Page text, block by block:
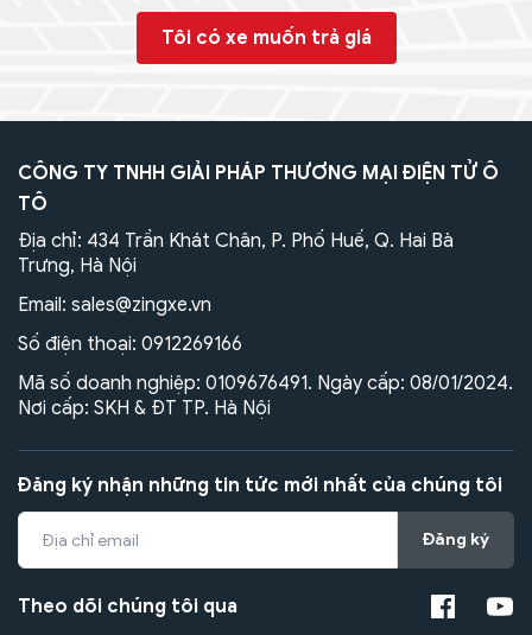
Tôi có xe muốn trả giá
CÔNG TY TNHH GIẢI PHÁP THƯƠNG MẠI ĐIỆN TỬ Ô
TÔ
Địa chỉ: 434 Trần Khát Chân, P. Phố Huế, Q. Hai Bà
Trưng, Hà Nội
Email: sales@zingxe.vn
Số điện thoại: 0912269166
Mã số doanh nghiệp: 0109676491. Ngày cấp: 08/01/2024.
Nơi cấp: SKH & ĐT TP. Hà Nội
Đăng ký nhận những tin tức mới nhất của chúng tôi
Đăng ký
Theo dõi chúng tôi qua